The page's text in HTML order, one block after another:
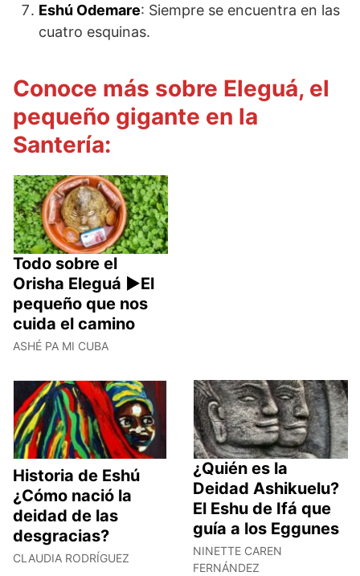
Eshú Odemare: Siempre se encuentra en las
cuatro esquinas.
Conoce más sobre Eleguá, el
pequeño gigante en la
Santería:
Todo sobre el
Orisha Eleguá ►El
pequeño que nos
cuida el camino
ASHÉ PA MI CUBA
Historia de Eshú
¿Cómo nació la
deidad de las
desgracias?
CLAUDIA RODRÍGUEZ
¿Quién es la
Deidad Ashikuelu?
El Eshu de Ifá que
guía a los Eggunes
NINETTE CAREN
FERNÁNDEZ